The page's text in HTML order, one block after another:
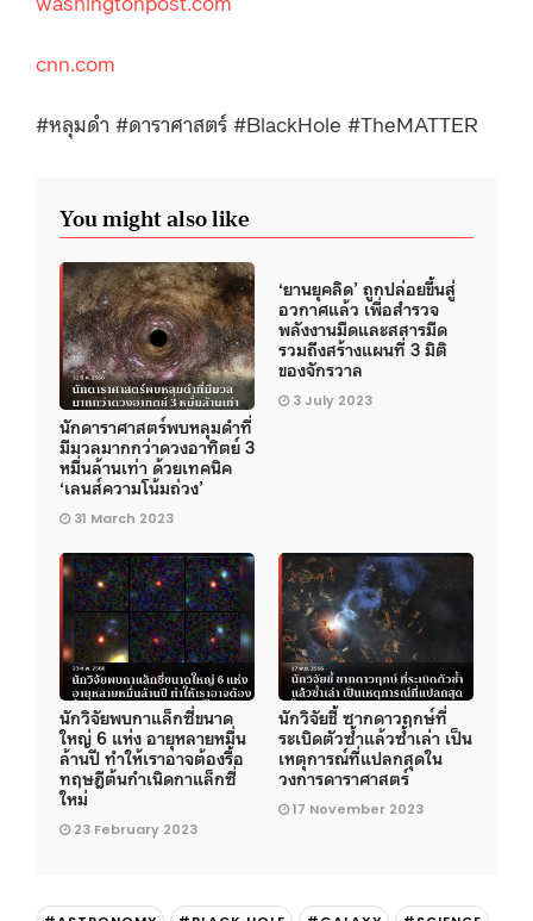
cnn.com
#หลุมดำ #ดาราศาสตร์ #BlackHole #TheMATTER
You might also like
นักดาราศาสตร์พบหลุมดำที่
มีมวลมากกว่าดวงอาทิตย์ 3
หมื่นล้านเท่า ด้วยเทคนิค
‘เลนส์ความโน้มถ่วง’
31 March 2023
‘ยานยุคลิด’ ถูกปล่อยขึ้นสู่
อวกาศแล้ว เพื่อสำรวจ
พลังงานมืดและสสารมืด
รวมถึงสร้างแผนที่ 3 มิติ
ของจักรวาล
3 July 2023
นักวิจัยพบกาแล็กซี่ขนาด
ใหญ่ 6 แห่ง อายุหลายหมื่น
ล้านปี ทำให้เราอาจต้องรื้อ
ทฤษฎีต้นกำเนิดกาแล็กซี่
ใหม่
23 February 2023
นักวิจัยชี้ ซากดาวฤกษ์ที่
ระเบิดตัวซ้ำแล้วซ้ำเล่า เป็น
เหตุการณ์ที่แปลกสุดใน
วงการดาราศาสตร์
17 November 2023